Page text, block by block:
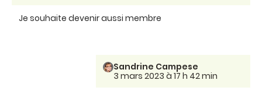
Je souhaite devenir aussi membre
Sandrine Campese
3 mars 2023 à 17 h 42 min